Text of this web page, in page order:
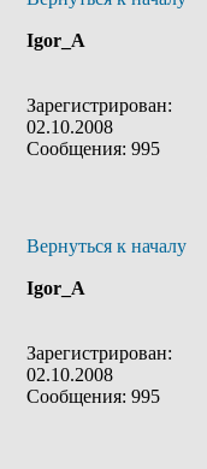
Igor_A
Зарегистрирован:
02.10.2008
Сообщения: 995
Вернуться к началу
Igor_A
Зарегистрирован:
02.10.2008
Сообщения: 995